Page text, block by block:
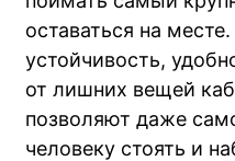
оставаться на
устойчивость,
от лишних вещей
позволяют даже
человеку стоять и